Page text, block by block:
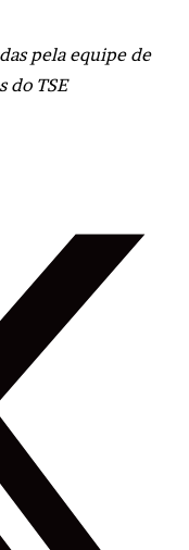
pela equipe de
do TSE